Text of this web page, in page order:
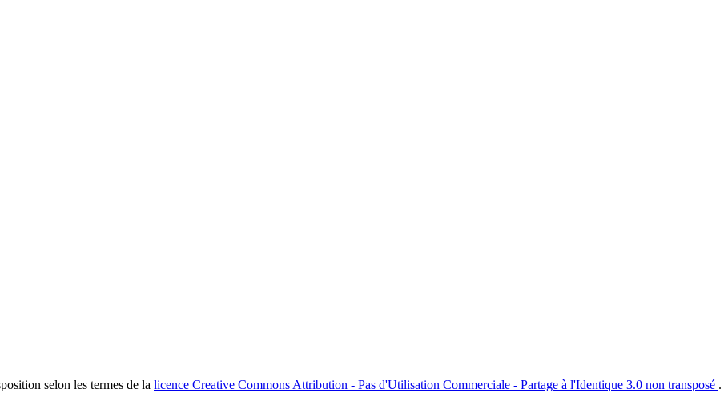
selon les termes de la licence Creative Commons Attribution - Pas d'Utilisation Commerciale - Partage à l'Identique 3.0 non transposé .